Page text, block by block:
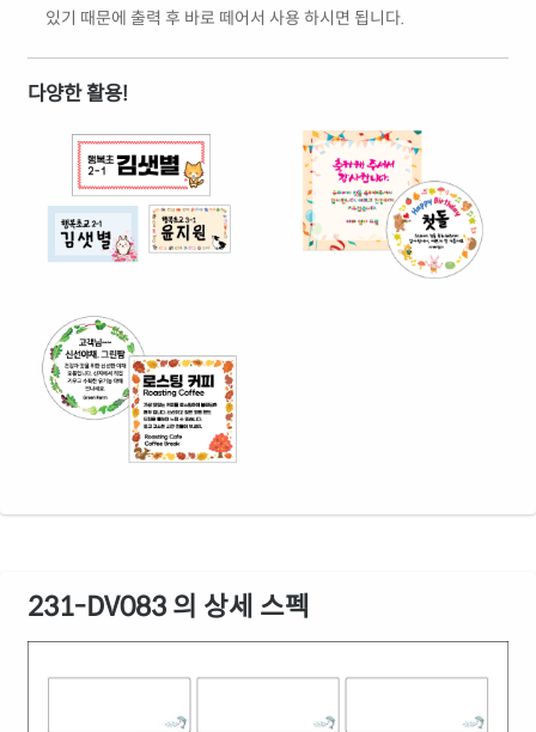
있기 때문에 출력 후 바로 떼어서 사용 하시면 됩니다.
다양한 활용!
231-DV083 의 상세 스펙